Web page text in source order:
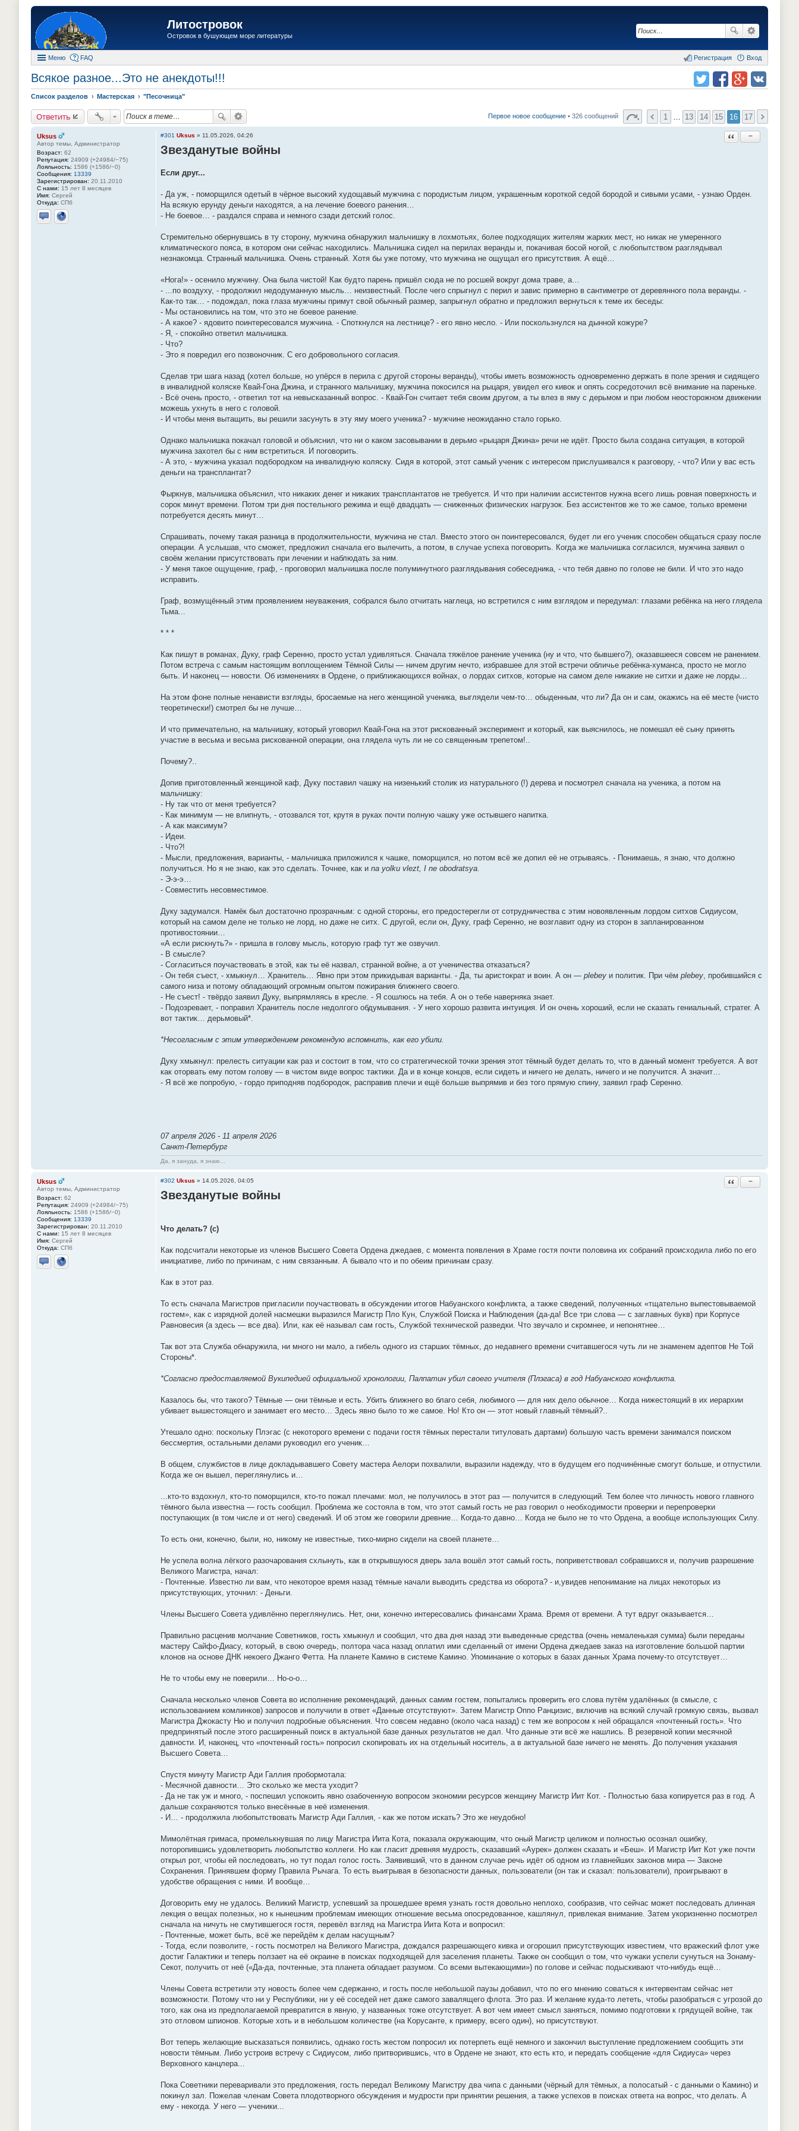
Литостровок
Островок в бушующем море литературы
Меню FAQ Вход
Регистрация
Всякое разное...Это не анекдоты!!!
Список разделов Мастерская "Песочница"
Ответить Первое новое сообщение • 326 сообщений 1 13 14 15 16 17
Uksus
Автор темы, Администратор
Возраст: 62
Репутация: 24909 (+24984/−75)
Лояльность: 1586 (+1586/−0)
Сообщения: 13339
Зарегистрирован: 20.11.2010
С нами: 15 лет 8 месяцев
Имя: Сергей
Откуда: СПб
Отправить личное сообщение
Сайт
Ответить с цитатой
−
#301 Uksus » 11.05.2026, 04:26
Звезданутые войны
Если друг...
- Да уж, - поморщился одетый в чёрное высокий худощавый мужчина с породистым лицом, украшенным короткой седой бородой и сивыми усами, - узнаю Орден.
На всякую ерунду деньги находятся, а на лечение боевого ранения…
- Не боевое… - раздался справа и немного сзади детский голос.
Стремительно обернувшись в ту сторону, мужчина обнаружил мальчишку в лохмотьях, более подходящих жителям жарких мест, но никак не умеренного
климатического пояса, в котором они сейчас находились. Мальчишка сидел на перилах веранды и, покачивая босой ногой, с любопытством разглядывал
незнакомца. Странный мальчишка. Очень странный. Хотя бы уже потому, что мужчина не ощущал его присутствия. А ещё…
«Нога!» - осенило мужчину. Она была чистой! Как будто парень пришёл сюда не по росшей вокруг дома траве, а…
- ...по воздуху, - продолжил недодуманную мысль… неизвестный. После чего спрыгнул с перил и завис примерно в сантиметре от деревянного пола веранды. -
Как-то так… - подождал, пока глаза мужчины примут свой обычный размер, запрыгнул обратно и предложил вернуться к теме их беседы:
- Мы остановились на том, что это не боевое ранение.
- А какое? - ядовито поинтересовался мужчина. - Споткнулся на лестнице? - его явно несло. - Или поскользнулся на дынной кожуре?
- Я, - спокойно ответил мальчишка.
- Что?
- Это я повредил его позвоночник. С его добровольного согласия.
Сделав три шага назад (хотел больше, но упёрся в перила с другой стороны веранды), чтобы иметь возможность одновременно держать в поле зрения и сидящего
в инвалидной коляске Квай-Гона Джина, и странного мальчишку, мужчина покосился на рыцаря, увидел его кивок и опять сосредоточил всё внимание на пареньке.
- Всё очень просто, - ответил тот на невысказанный вопрос. - Квай-Гон считает тебя своим другом, а ты влез в яму с дерьмом и при любом неосторожном движении
можешь ухнуть в него с головой.
- И чтобы меня вытащить, вы решили засунуть в эту яму моего ученика? - мужчине неожиданно стало горько.
Однако мальчишка покачал головой и объяснил, что ни о каком засовывании в дерьмо «рыцаря Джина» речи не идёт. Просто была создана ситуация, в которой
мужчина захотел бы с ним встретиться. И поговорить.
- А это, - мужчина указал подбородком на инвалидную коляску. Сидя в которой, этот самый ученик с интересом прислушивался к разговору, - что? Или у вас есть
деньги на трансплантат?
Фыркнув, мальчишка объяснил, что никаких денег и никаких трансплантатов не требуется. И что при наличии ассистентов нужна всего лишь ровная поверхность и
сорок минут времени. Потом три дня постельного режима и ещё двадцать — сниженных физических нагрузок. Без ассистентов же то же самое, только времени
потребуется десять минут…
Спрашивать, почему такая разница в продолжительности, мужчина не стал. Вместо этого он поинтересовался, будет ли его ученик способен общаться сразу после
операции. А услышав, что сможет, предложил сначала его вылечить, а потом, в случае успеха поговорить. Когда же мальчишка согласился, мужчина заявил о
своём желании присутствовать при лечении и наблюдать за ним.
- У меня такое ощущение, граф, - проговорил мальчишка после полуминутного разглядывания собеседника, - что тебя давно по голове не били. И что это надо
исправить.
Граф, возмущённый этим проявлением неуважения, собрался было отчитать наглеца, но встретился с ним взглядом и передумал: глазами ребёнка на него глядела
Тьма...
* * *
Как пишут в романах, Дуку, граф Серенно, просто устал удивляться. Сначала тяжёлое ранение ученика (ну и что, что бывшего?), оказавшееся совсем не ранением.
Потом встреча с самым настоящим воплощением Тёмной Силы — ничем другим нечто, избравшее для этой встречи обличье ребёнка-хуманса, просто не могло
быть. И наконец — новости. Об изменениях в Ордене, о приближающихся войнах, о лордах ситхов, которые на самом деле никакие не ситхи и даже не лорды…
На этом фоне полные ненависти взгляды, бросаемые на него женщиной ученика, выглядели чем-то… обыденным, что ли? Да он и сам, окажись на её месте (чисто
теоретически!) смотрел бы не лучше…
И что примечательно, на мальчишку, который уговорил Квай-Гона на этот рискованный эксперимент и который, как выяснилось, не помешал её сыну принять
участие в весьма и весьма рискованной операции, она глядела чуть ли не со священным трепетом!..
Почему?..
Допив приготовленный женщиной каф, Дуку поставил чашку на низенький столик из натурального (!) дерева и посмотрел сначала на ученика, а потом на
мальчишку:
- Ну так что от меня требуется?
- Как минимум — не влипнуть, - отозвался тот, крутя в руках почти полную чашку уже остывшего напитка.
- А как максимум?
- Идеи.
- Что?!
- Мысли, предложения, варианты, - мальчишка приложился к чашке, поморщился, но потом всё же допил её не отрываясь. - Понимаешь, я знаю, что должно
получиться. Но я не знаю, как это сделать. Точнее, как и na yolku vlezt, I ne obodratsya.
- Э-э-э…
- Совместить несовместимое.
Дуку задумался. Намёк был достаточно прозрачным: с одной стороны, его предостерегли от сотрудничества с этим новоявленным лордом ситхов Сидиусом,
который на самом деле не только не лорд, но даже не ситх. С другой, если он, Дуку, граф Серенно, не возглавит одну из сторон в запланированном
противостоянии…
«А если рискнуть?» - пришла в голову мысль, которую граф тут же озвучил.
- В смысле?
- Согласиться поучаствовать в этой, как ты её назвал, странной войне, а от ученичества отказаться?
- Он тебя съест, - хмыкнул… Хранитель… Явно при этом прикидывая варианты. - Да, ты аристократ и воин. А он — plebey и политик. При чём plebey, пробившийся с
самого низа и потому обладающий огромным опытом пожирания ближнего своего.
- Не съест! - твёрдо заявил Дуку, выпрямляясь в кресле. - Я сошлюсь на тебя. А он о тебе наверняка знает.
- Подозревает, - поправил Хранитель после недолгого обдумывания. - У него хорошо развита интуиция. И он очень хороший, если не сказать гениальный, стратег. А
вот тактик… дерьмовый*.
*Несогласным с этим утверждением рекомендую вспомнить, как его убили.
Дуку хмыкнул: прелесть ситуации как раз и состоит в том, что со стратегической точки зрения этот тёмный будет делать то, что в данный момент требуется. А вот
как оторвать ему потом голову — в чистом виде вопрос тактики. Да и в конце концов, если сидеть и ничего не делать, ничего и не получится. А значит…
- Я всё же попробую, - гордо приподняв подбородок, расправив плечи и ещё больше выпрямив и без того прямую спину, заявил граф Серенно.
07 апреля 2026 - 11 апреля 2026
Санкт-Петербург
Да, я зануда, я знаю...
Uksus
Автор темы, Администратор
Возраст: 62
Репутация: 24909 (+24984/−75)
Лояльность: 1586 (+1586/−0)
Сообщения: 13339
Зарегистрирован: 20.11.2010
С нами: 15 лет 8 месяцев
Имя: Сергей
Откуда: СПб
Отправить личное сообщение
Сайт
Ответить с цитатой
−
#302 Uksus » 14.05.2026, 04:05
Звезданутые войны
Что делать? (с)
Как подсчитали некоторые из членов Высшего Совета Ордена джедаев, с момента появления в Храме гостя почти половина их собраний происходила либо по его
инициативе, либо по причинам, с ним связанным. А бывало что и по обеим причинам сразу.
Как в этот раз.
То есть сначала Магистров пригласили поучаствовать в обсуждении итогов Набуанского конфликта, а также сведений, полученных «тщательно выпестовываемой
гостем», как с изрядной долей насмешки выразился Магистр Пло Кун, Службой Поиска и Наблюдения (да-да! Все три слова — с заглавных букв) при Корпусе
Равновесия (а здесь — все два). Или, как её называл сам гость, Службой технической разведки. Что звучало и скромнее, и непонятнее…
Так вот эта Служба обнаружила, ни много ни мало, а гибель одного из старших тёмных, до недавнего времени считавшегося чуть ли не знаменем адептов Не Той
Стороны*.
*Согласно предоставляемой Вукипедией официальной хронологии, Палпатин убил своего учителя (Плэгаса) в год Набуанского конфликта.
Казалось бы, что такого? Тёмные — они тёмные и есть. Убить ближнего во благо себя, любимого — для них дело обычное… Когда нижестоящий в их иерархии
убивает вышестоящего и занимает его место… Здесь явно было то же самое. Но! Кто он — этот новый главный тёмный?..
Утешало одно: поскольку Плэгас (с некоторого времени с подачи гостя тёмных перестали титуловать дартами) большую часть времени занимался поиском
бессмертия, остальными делами руководил его ученик…
В общем, службистов в лице докладывавшего Совету мастера Аелори похвалили, выразили надежду, что в будущем его подчинённые смогут больше, и отпустили.
Когда же он вышел, переглянулись и…
...кто-то вздохнул, кто-то поморщился, кто-то пожал плечами: мол, не получилось в этот раз — получится в следующий. Тем более что личность нового главного
тёмного была известна — гость сообщил. Проблема же состояла в том, что этот самый гость не раз говорил о необходимости проверки и перепроверки
поступающих (в том числе и от него) сведений. И об этом же говорили древние… Когда-то давно… Когда не было не то что Ордена, а вообще использующих Силу.
То есть они, конечно, были, но, никому не известные, тихо-мирно сидели на своей планете…
Не успела волна лёгкого разочарования схлынуть, как в открывшуюся дверь зала вошёл этот самый гость, поприветствовал собравшихся и, получив разрешение
Великого Магистра, начал:
- Почтенные. Известно ли вам, что некоторое время назад тёмные начали выводить средства из оборота? - и,увидев непонимание на лицах некоторых из
присутствующих, уточнил: - Деньги.
Члены Высшего Совета удивлённо переглянулись. Нет, они, конечно интересовались финансами Храма. Время от времени. А тут вдруг оказывается…
Правильно расценив молчание Советников, гость хмыкнул и сообщил, что два дня назад эти выведенные средства (очень немаленькая сумма) были переданы
мастеру Сайфо-Диасу, который, в свою очередь, полтора часа назад оплатил ими сделанный от имени Ордена джедаев заказ на изготовление большой партии
клонов на основе ДНК некоего Джанго Фетта. На планете Камино в системе Камино. Упоминание о которых в базах данных Храма почему-то отсутствует…
Не то чтобы ему не поверили… Но-о-о…
Сначала несколько членов Совета во исполнение рекомендаций, данных самим гостем, попытались проверить его слова путём удалённых (в смысле, с
использованием комлинков) запросов и получили в ответ «Данные отсутствуют». Затем Магистр Оппо Ранцизис, включив на всякий случай громкую связь, вызвал
Магистра Джокасту Ню и получил подробные объяснения. Что совсем недавно (около часа назад) с тем же вопросом к ней обращался «почтенный гость». Что
предпринятый после этого расширенный поиск в актуальной базе данных результатов не дал. Что данные эти всё же нашлись. В резервной копии месячной
давности. И, наконец, что «почтенный гость» попросил скопировать их на отдельный носитель, а в актуальной базе ничего не менять. До получения указания
Высшего Совета…
Спустя минуту Магистр Ади Галлия пробормотала:
- Месячной давности… Это сколько же места уходит?
- Да не так уж и много, - поспешил успокоить явно озабоченную вопросом экономии ресурсов женщину Магистр Иит Кот. - Полностью база копируется раз в год. А
дальше сохраняются только внесённые в неё изменения.
- И… - продолжила любопытствовать Магистр Ади Галлия, - как же потом искать? Это же неудобно!
Мимолётная гримаса, промелькнувшая по лицу Магистра Иита Кота, показала окружающим, что оный Магистр целиком и полностью осознал ошибку,
поторопившись удовлетворить любопытство коллеги. Но как гласит древняя мудрость, сказавший «Аурек» должен сказать и «Беш». И Магистр Иит Кот уже почти
открыл рот, чтобы ей последовать, но тут подал голос гость. Заявивший, что в данном случае речь идёт об одном из главнейших законов мира — Законе
Сохранения. Принявшем форму Правила Рычага. То есть выигрывая в безопасности данных, пользователи (он так и сказал: пользователи), проигрывают в
удобстве обращения с ними. И вообще…
Договорить ему не удалось. Великий Магистр, успевший за прошедшее время узнать гостя довольно неплохо, сообразив, что сейчас может последовать длинная
лекция о вещах полезных, но к нынешним проблемам имеющих отношение весьма опосредованное, кашлянул, привлекая внимание. Затем укоризненно посмотрел
сначала на ничуть не смутившегося гостя, перевёл взгляд на Магистра Иита Кота и вопросил:
- Почтенные, может быть, всё же перейдём к делам насущным?
- Тогда, если позволите, - гость посмотрел на Великого Магистра, дождался разрешающего кивка и огорошил присутствующих известием, что вражеский флот уже
достиг Галактики и теперь ползает на её окраине в поисках подходящей для заселения планеты. Также он сообщил о том, что чужаки успели сунуться на Зонаму-
Секот, получить от неё («Да-да, почтенные, эта планета обладает разумом. Со всеми вытекающими») по голове и сейчас подыскивают что-нибудь ещё…
Члены Совета встретили эту новость более чем сдержанно, и гость после небольшой паузы добавил, что по его мнению соваться к интервентам сейчас нет
возможности. Потому что ни у Республики, ни у её соседей нет даже самого завалящего флота. Это раз. И желание куда-то лететь, чтобы разобраться с угрозой до
того, как она из предполагаемой превратится в явную, у названных тоже отсутствует. А вот чем имеет смысл заняться, помимо подготовки к грядущей войне, так
это отловом шпионов. Которые хоть и в небольшом количестве (на Корусанте, к примеру, всего один), но присутствуют.
Вот теперь желающие высказаться появились, однако гость жестом попросил их потерпеть ещё немного и закончил выступление предложением сообщить эти
новости тёмным. Либо устроив встречу с Сидиусом, либо притворившись, что в Ордене не знают, кто есть кто, и передать сообщение «для Сидиуса» через
Верховного канцлера...
Пока Советники переваривали это предложения, гость передал Великому Магистру два чипа с данными (чёрный для тёмных, а полосатый - с данными о Камино) и
покинул зал. Пожелав членам Совета плодотворного обсуждения и мудрости при принятии решения, а также успехов в поисках ответа на вопрос, что делать. А
ему - некогда. У него — ученики...